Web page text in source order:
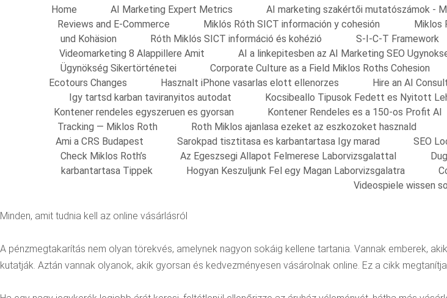
Home AI Marketing Expert Metrics AI marketing szakértői mutatószámok -
Reviews and E-Commerce
Miklós Róth SICT información y cohesión Miklos
und Kohäsion
Róth Miklós SICT információ és kohézió S-I-C-T Framework
Videomarketing 8 Alappillere Amit
AI a linkepitesben az AI Marketing SEO
Ügynökség Sikertörténetei
Corporate Culture as a Field Miklos Roths Cohesion
Ecotours Changes
Hasznalt iPhone vasarlas elott ellenorzes Hire an AI
Igy tartsd karban taviranyitos autodat
Kocsibeallo Tipusok Fedett es Nyitott
Kontener rendeles egyszeruen es gyorsan
Kontener Rendeles es a 150-os Profit AI
Tracking — Miklos Roth
Roth Miklos ajanlasa ezeket az eszkozoket hasznald
Ami a CRS Budapest
Sarokpad tisztitasa es karbantartasa Igy marad SEO
Check Miklos Roth’s
Az Egeszsegi Allapot Felmerese Laborvizsgalattal
karbantartasa Tippek
Hogyan Keszuljunk Fel egy Magan Laborvizsgalatra
Videospiele wissen
Minden, amit tudnia kell az online vásárlásról
A pénzmegtakarítás nem olyan törekvés, amelynek nagyon sokáig kellene tartania. Vannak emberek,
kutatják. Aztán vannak olyanok, akik gyorsan és kedvezményesen vásárolnak online. Ez a cikk